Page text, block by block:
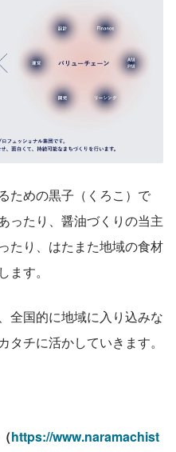
ための黒子（くろこ）で
ったり、醤油づくりの当主
たり、はたまた地域の食材
す。
全国的に地域に入り込みな
チに活かしていきます。
https://www.naramachist